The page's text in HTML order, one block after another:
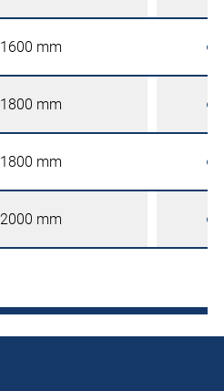
1600 mm
1800 mm
1800 mm
2000 mm